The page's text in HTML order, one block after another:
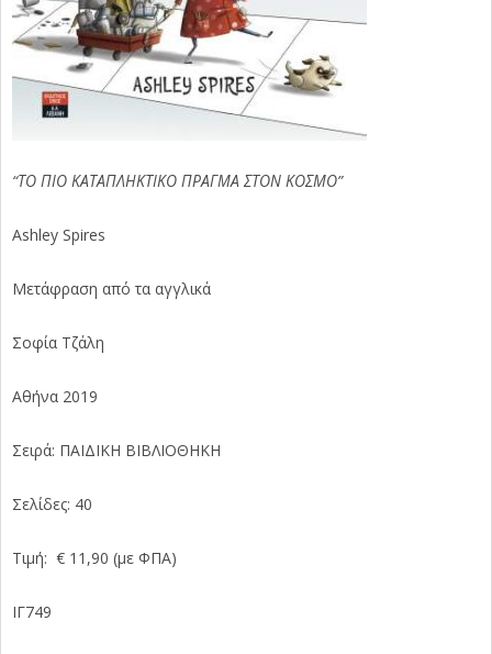
“ΤΟ ΠΙΟ ΚΑΤΑΠΛΗΚΤΙΚΟ ΠΡΑΓΜΑ ΣΤΟΝ ΚΟΣΜΟ”
Ashley Spires
Μετάφραση από τα αγγλικά
Σοφία Τζάλη
Αθήνα 2019
Σειρά: ΠΑΙΔΙΚΗ ΒΙΒΛΙΟΘΗΚΗ
Σελίδες: 40
Τιμή: € 11,90 (με ΦΠΑ)
ΙΓ749